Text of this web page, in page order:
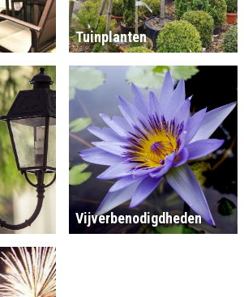
Tuinplanten
Vijverbenodigdheden